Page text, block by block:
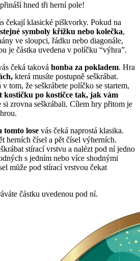
hned tři herní pole!
čekají klasické piškvorky. Pokud na
symboly křížku nebo kolečka,
ve sloupci, řádku nebo diagonále,
je částka uvedena v políčku “výhra”.
čeká taková honba za pokladem. Hra
která musíte postupně seškrábat.
tom, že seškrábete políčko se startem,
kostičku po kostičce tak, jak vám
si zrovna seškrábali. Cílem hry přitom je
tomto lose vás čeká naprostá klasika.
herních čísel a pět čísel výherních.
stírací vrstvu a nalézt pod ní jedno
s jedním nebo více shodnými
může pod stírací vrstvou čekat
částku uvedenou pod ní.